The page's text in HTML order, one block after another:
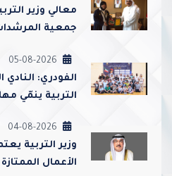
معالي وزير
جمعية
05-08-2026
الفودري:
التربية ينمّي
04-08-2026
وزير التربية
الأعمال